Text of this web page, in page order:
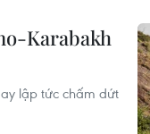
Karabakh
lập tức chấm dứt